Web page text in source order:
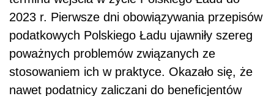
2023 r. Pierwsze dni obowiązywania przepisów
podatkowych Polskiego Ładu ujawniły szereg
poważnych problemów związanych ze
stosowaniem ich w praktyce. Okazało się, że
nawet podatnicy zaliczani do beneficjentów